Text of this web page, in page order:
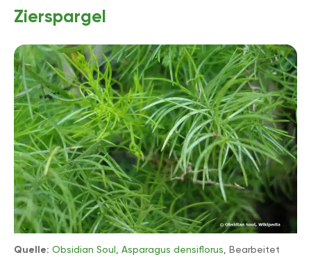
Zierspargel
Quelle: Obsidian Soul Asparagus densiflorus , Bearbeitet